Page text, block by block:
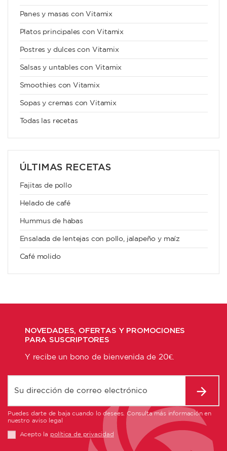
Panes y masas con Vitamix
Platos principales con Vitamix
Postres y dulces con Vitamix
Salsas y untables con Vitamix
Smoothies con Vitamix
Sopas y cremas con Vitamix
Todas las recetas
ÚLTIMAS RECETAS
Fajitas de pollo
Helado de café
Hummus de habas
Ensalada de lentejas con pollo, jalapeño y maíz
Café molido
NOVEDADES, OFERTAS Y PROMOCIONES
PARA SUSCRIPTORES
Y recibe un bono de bienvenida de 20€.
Puedes darte de baja cuando lo desees. Consulta más información en
nuestro aviso legal
Acepto la política de privacidad